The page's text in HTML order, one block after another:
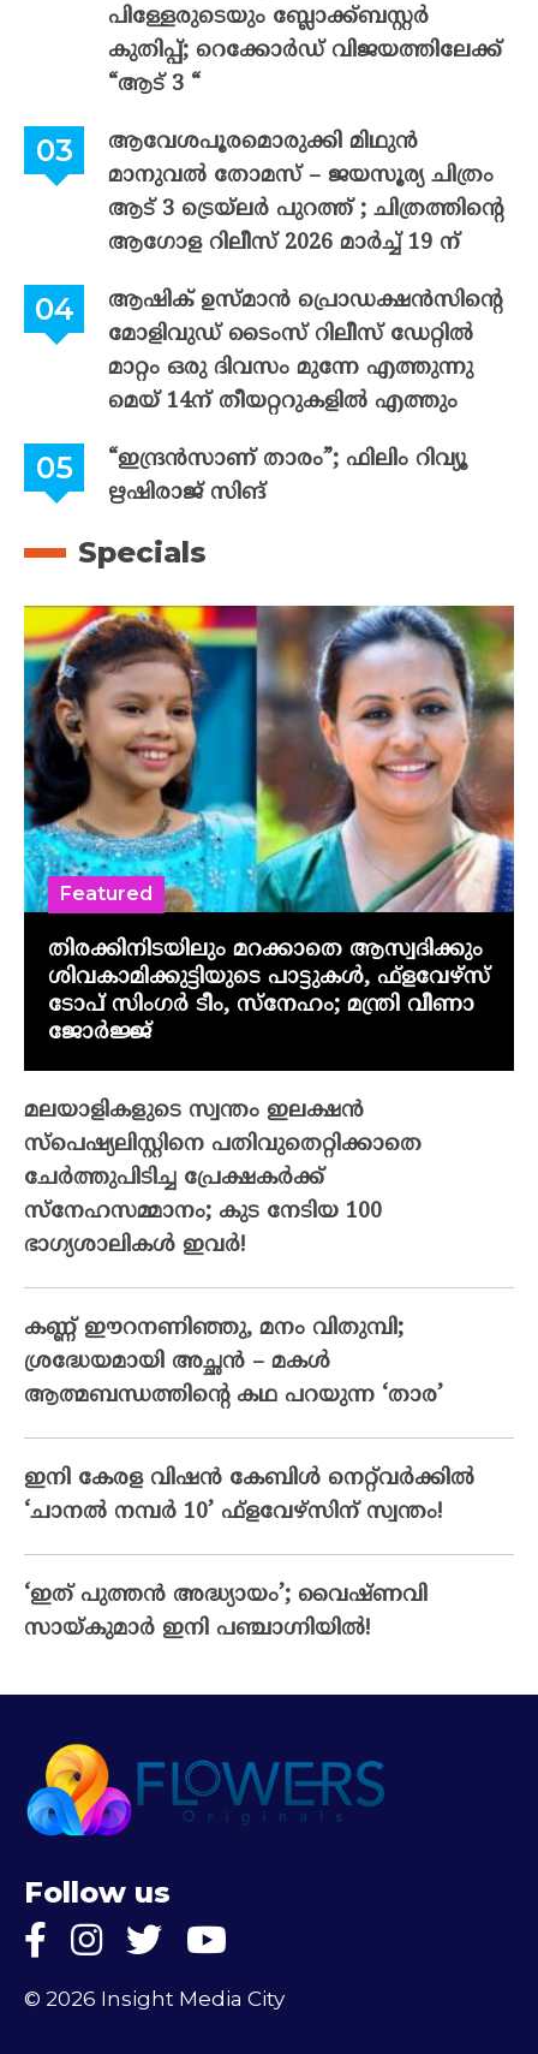
പിള്ളേരുടെയും ബ്ലോക്ക്ബസ്റ്റർ
കുതിപ്പ്; റെക്കോർഡ് വിജയത്തിലേക്ക്
“ആട് 3 “
ആവേശപൂരമൊരുക്കി മിഥുൻ
മാനുവൽ തോമസ് – ജയസൂര്യ ചിത്രം
ആട് 3 ട്രെയ്‌ലർ പുറത്ത് ; ചിത്രത്തിന്റെ
ആഗോള റിലീസ് 2026 മാർച്ച് 19 ന്
ആഷിക് ഉസ്മാൻ പ്രൊഡക്ഷൻസിന്റെ
മോളിവുഡ് ടൈംസ് റിലീസ് ഡേറ്റിൽ
മാറ്റം ഒരു ദിവസം മുന്നേ എത്തുന്നു
മെയ് 14ന് തീയറ്ററുകളിൽ എത്തും
“ഇന്ദ്രൻസാണ് താരം”; ഫിലിം റിവ്യൂ
ഋഷിരാജ് സിങ്
Specials
തിരക്കിനിടയിലും മറക്കാതെ ആസ്വദിക്കും
ശിവകാമിക്കുട്ടിയുടെ പാട്ടുകൾ, ഫ്‌ളവേഴ്‌സ്
ടോപ് സിംഗർ ടീം, സ്നേഹം; മന്ത്രി വീണാ
ജോർജ്ജ്
Featured
മലയാളികളുടെ സ്വന്തം ഇലക്ഷന്‍
സ്‌പെഷ്യലിസ്റ്റിനെ പതിവുതെറ്റിക്കാതെ
ചേര്‍ത്തുപിടിച്ച പ്രേക്ഷകര്‍ക്ക്
സ്‌നേഹസമ്മാനം; കുട നേടിയ 100
ഭാഗ്യശാലികള്‍ ഇവര്‍!
കണ്ണ് ഈറനണിഞ്ഞു, മനം വിതുമ്പി;
ശ്രദ്ധേയമായി അച്ഛൻ – മകൾ
ആത്മബന്ധത്തിന്റെ കഥ പറയുന്ന ‘താര’
ഇനി കേരള വിഷൻ കേബിൾ നെറ്റ്‌വർക്കിൽ
‘ചാനൽ നമ്പർ 10’ ഫ്‌ളവേഴ്‌സിന് സ്വന്തം!
‘ഇത് പുത്തൻ അദ്ധ്യായം’; വൈഷ്‌ണവി
സായ്‌കുമാർ ഇനി പഞ്ചാഗ്നിയിൽ!
Follow us
© 2026 Insight Media City